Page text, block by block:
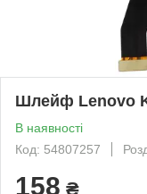
Шлейф Lenovo
В наявності
Код: 54807257
158 ₴